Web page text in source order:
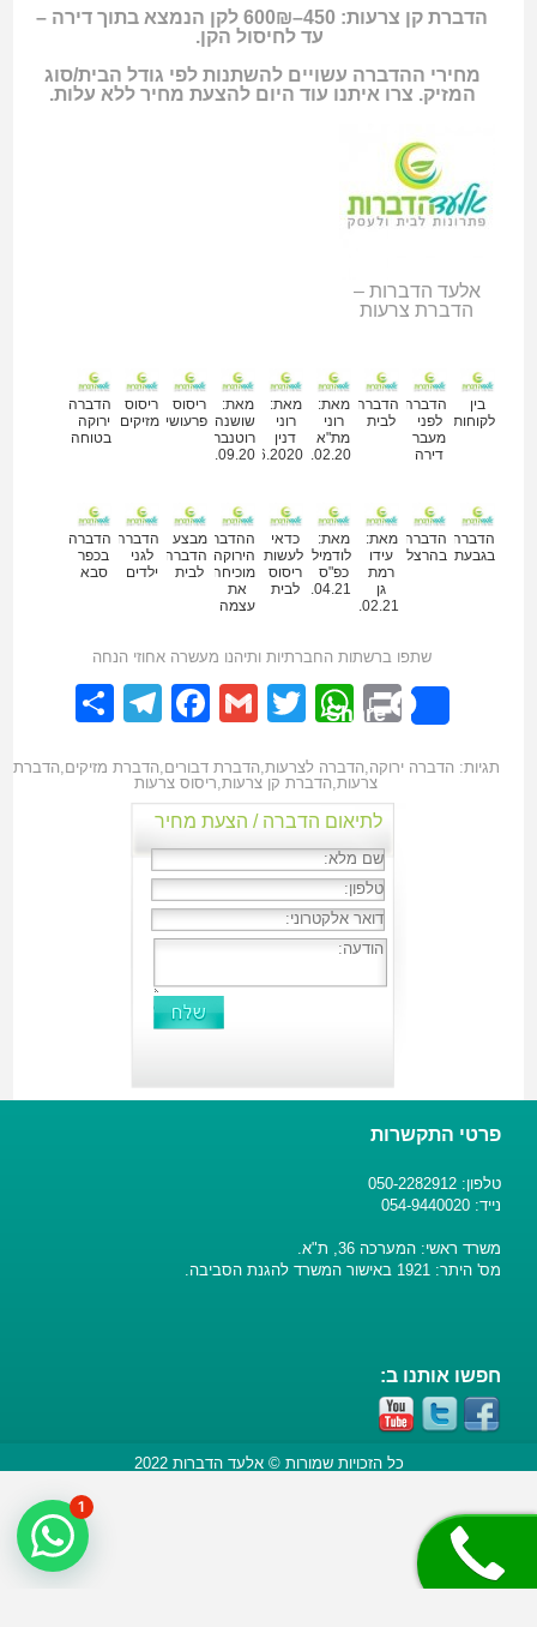
הדברת קן צרעות: 450–600₪ לקן הנמצא בתוך דירה –
עד לחיסול הקן.
מחירי ההדברה עשויים להשתנות לפי גודל הבית/סוג
המזיק. צרו איתנו עוד היום להצעת מחיר ללא עלות.
אלעד הדברות –
הדברת צרעות
בין
לקוחותינו
הדברה
לפני
מעבר
דירה
הדברה
לבית
מאת:
רוני
מת"א
14.02.20
מאת:
רוני
דנין
30.06.2020
מאת:
שושנה
רוטנברג
24.09.20
ריסוס
פרעושים
ריסוס
מזיקים
הדברה
ירוקה
בטוחה
הדברה
בגבעתיים
הדברה
בהרצליה
מאת:
עידו
רמת
גן
23.02.21
מאת:
לודמילה
כפ"ס
18.04.21
כדאי
לעשות
ריסוס
לבית
ההדברה
הירוקה
מוכיחה
את
עצמה
מבצע
הדברה
לבית
הדברה
לגני
ילדים
הדברה
בכפר
סבא
שתפו ברשתות החברתיות ותיהנו מעשרה אחוזי הנחה
Share
Print
WhatsApp
Twitter
Gmail
Facebook
תגיות: הדברה ירוקה הדברה לצרעות הדברת דבורים הדברת מזיקים הדברת
צרעות, הדברת קן צרעות, ריסוס צרעות
לתיאום הדברה / הצעת מחיר
פרטי התקשרות
טלפון: 050-2282912
נייד: 054-9440020
משרד ראשי: המערכה 36, ת"א.
מס' היתר: 1921 באישור המשרד להגנת הסביבה.
חפשו אותנו ב:
כל הזכויות שמורות © אלעד הדברות 2022
1